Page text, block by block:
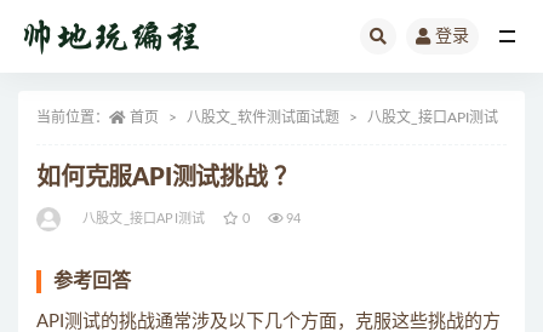
登录
当前位置： 首页 八股文_软件测试面试题 八股文_接口API测试
如何克服API测试挑战 ？
八股文_接口API测试 0 94
参考回答
API测试的挑战通常涉及以下几个方面，克服这些挑战的方